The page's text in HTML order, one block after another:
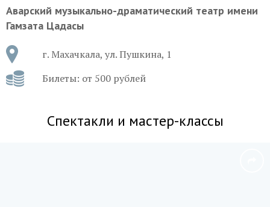
Аварский музыкально-драматический театр имени
Гамзата Цадасы
г. Махачкала, ул. Пушкина, 1
Билеты: от 500 рублей
Спектакли и мастер-классы